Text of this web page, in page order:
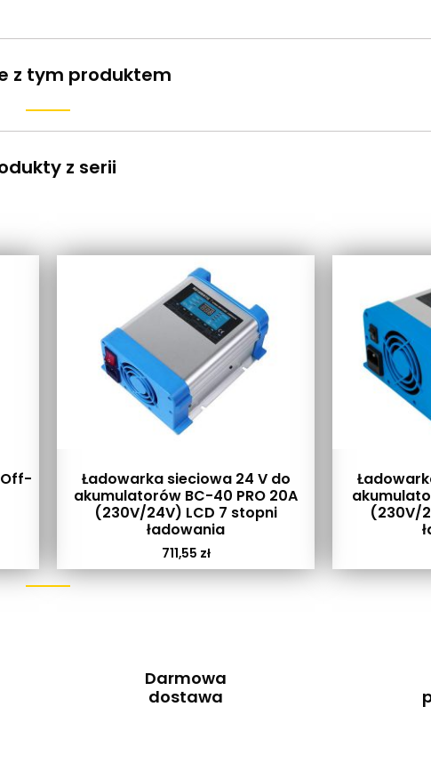
z tym produktem
z serii
Ładowarka sieciowa 24 V do
akumulatorów BC-40 PRO 20A
(230V/24V) LCD 7 stopni
ładowania
711,55 zł
(230V/
Darmowa
dostawa